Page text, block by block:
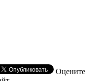
Оцените